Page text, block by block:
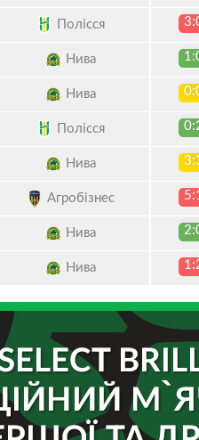
Полісся
Нива
Нива
Полісся
Нива
Агробізнес
Нива
Нива